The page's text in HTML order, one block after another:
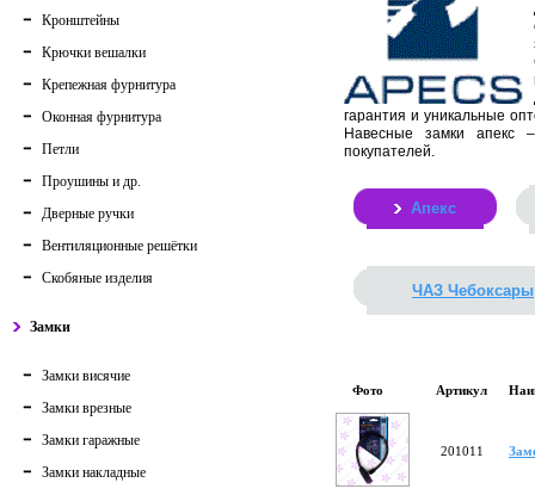
Кронштейны
Крючки вешалки
Крепежная фурнитура
Оконная фурнитура
Петли
Проушины и др.
Дверные ручки
Вентиляционные решётки
Скобяные изделия
Замки
Замки висячие
Замки врезные
Замки гаражные
Замки накладные
гарантия и уникальные
Навесные замки апекс
покупателей.
Апекс
ЧАЗ Чебоксары
Фото Артикул
201011